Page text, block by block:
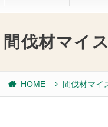
間伐材マイ
HOME 間伐材マイ